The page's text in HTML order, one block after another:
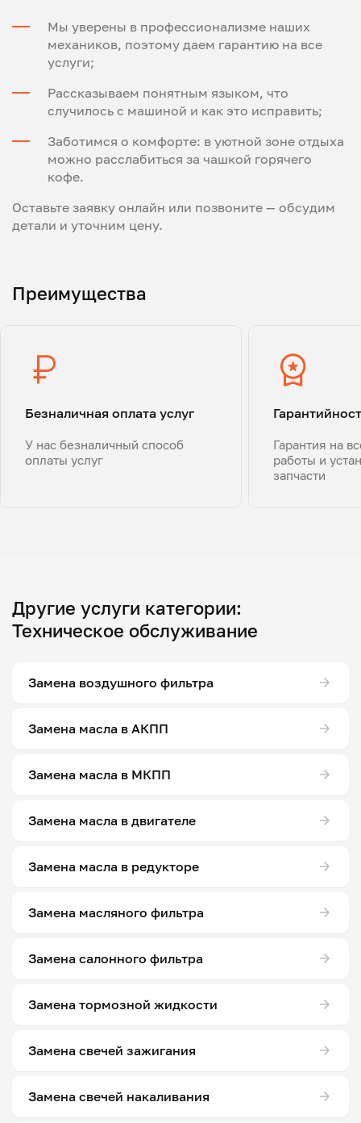
Мы уверены в профессионализме наших
механиков, поэтому даем гарантию на все
услуги;
Рассказываем понятным языком, что
случилось с машиной и как это исправить;
Заботимся о комфорте: в уютной зоне отдыха
можно расслабиться за чашкой горячего
кофе.
Оставьте заявку онлайн или позвоните — обсудим
детали и уточним цену.
Преимущества
Безналичная оплата услуг
У нас безналичный способ
оплаты услуг
Гарантия на
работы и
запчасти
Другие услуги категории:
Техническое обслуживание
Замена воздушного фильтра
Замена масла в АКПП
Замена масла в МКПП
Замена масла в двигателе
Замена масла в редукторе
Замена масляного фильтра
Замена салонного фильтра
Замена тормозной жидкости
Замена свечей зажигания
Замена свечей накаливания